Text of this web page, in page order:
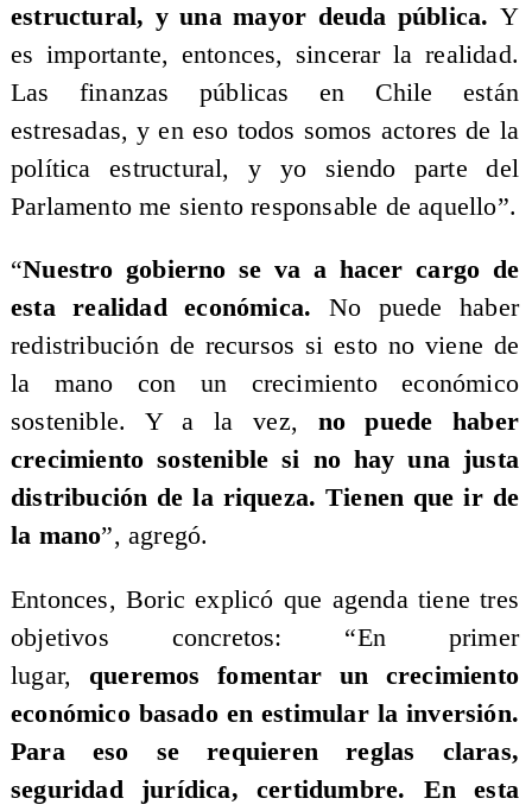
estructural, y una mayor deuda pública. Y
es importante, entonces, sincerar la realidad.
Las finanzas públicas en Chile están
estresadas, y en eso todos somos actores de la
política estructural, y yo siendo parte del
Parlamento me siento responsable de aquello”.
“Nuestro gobierno se va a hacer cargo de
esta realidad económica. No puede haber
redistribución de recursos si esto no viene de
la mano con un crecimiento económico
sostenible. Y a la vez, no puede haber
crecimiento sostenible si no hay una justa
distribución de la riqueza. Tienen que ir de
la mano”, agregó.
Entonces, Boric explicó que agenda tiene tres
objetivos concretos: “En primer
lugar, queremos fomentar un crecimiento
económico basado en estimular la inversión.
Para eso se requieren reglas claras,
seguridad jurídica, certidumbre. En esta